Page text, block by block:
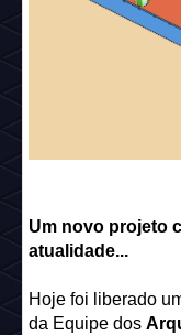
Um novo projeto
atualidade...
Hoje foi liberado
da Equipe dos